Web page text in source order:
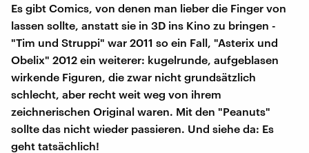
Es gibt Comics, von denen man lieber die Finger von
lassen sollte, anstatt sie in 3D ins Kino zu bringen -
"Tim und Struppi" war 2011 so ein Fall, "Asterix und
Obelix" 2012 ein weiterer: kugelrunde, aufgeblasen
wirkende Figuren, die zwar nicht grundsätzlich
schlecht, aber recht weit weg von ihrem
zeichnerischen Original waren. Mit den "Peanuts"
sollte das nicht wieder passieren. Und siehe da: Es
geht tatsächlich!